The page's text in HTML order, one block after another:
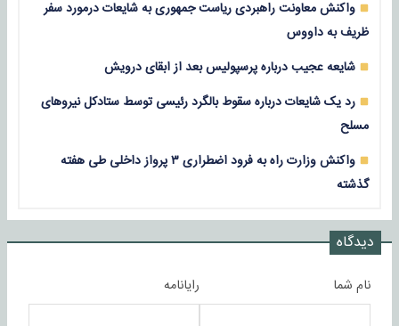
واکنش معاونت راهبردی ریاست جمهوری به شایعات درمورد سفر
ظریف به داووس
شایعه عجیب درباره پرسپولیس بعد از ابقای درویش
رد یک شایعات درباره سقوط بالگرد رئیسی توسط ستادکل نیروهای
مسلح
واکنش وزارت راه به فرود اضطراری ۳ پرواز داخلی طی هفته
گذشته
دیدگاه
نام شما رایانامه